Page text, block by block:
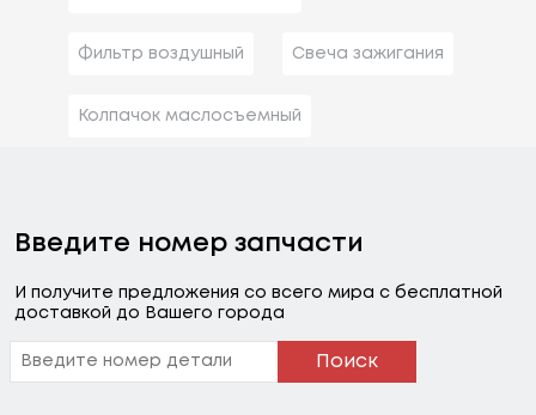
Фильтр воздушный Свеча зажигания
Колпачок маслосъемный
Введите номер запчасти
И получите предложения со всего мира с бесплатной
доставкой до Вашего города
Поиск